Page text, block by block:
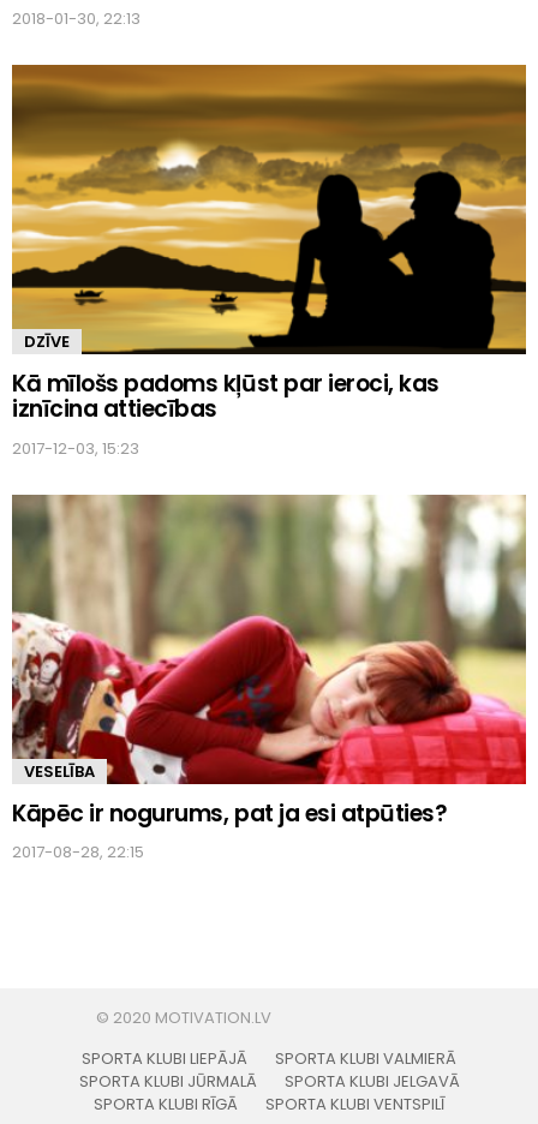
2018-01-30, 22:13
DZĪVE
Kā mīlošs padoms kļūst par ieroci, kas
iznīcina attiecības
2017-12-03, 15:23
VESELĪBA
Kāpēc ir nogurums, pat ja esi atpūties?
2017-08-28, 22:15
SPORTA KLUBI LIEPĀJĀ
SPORTA KLUBI VALMIERĀ
SPORTA KLUBI JŪRMALĀ
SPORTA KLUBI JELGAVĀ
SPORTA KLUBI RĪGĀ
SPORTA KLUBI VENTSPILĪ